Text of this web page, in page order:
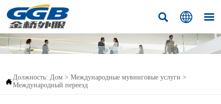
  
Должность: Дом > Международные мувинговые услуги >
Международный переезд